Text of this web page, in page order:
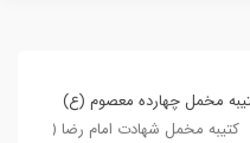
مخمل چهارده معصوم (ع)
کتیبه مخمل شهادت امام رضا (ع)